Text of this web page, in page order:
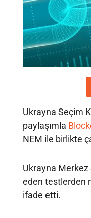
Ukrayna Seçim
paylaşımla
NEM ile birlikte
Ukrayna
eden testlerden
ifade etti.